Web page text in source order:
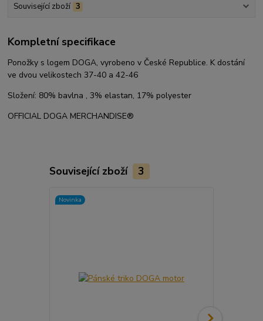
Související zboží 3
Kompletní specifikace
Ponožky s logem DOGA, vyrobeno v České Republice. K dostání
ve dvou velikostech 37-40 a 42-46
Složení: 80% bavlna , 3% elastan, 17% polyester
OFFICIAL DOGA MERCHANDISE®
Související zboží 3
Novinka